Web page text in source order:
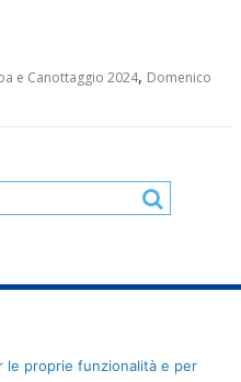
e Canottaggio 2024, Domenico
dello Sport Universitario - Via
le proprie funzionalità e per